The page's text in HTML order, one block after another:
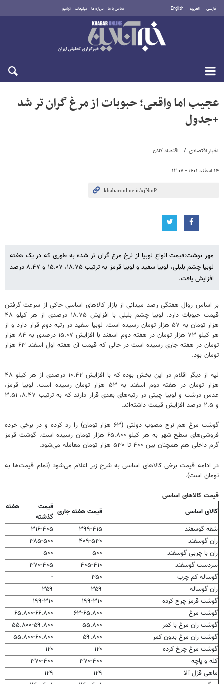
فارسی العربية English تماس با ما درباره ما تبلیغات آرشیو
دوشنبه ۱۹ مرداد ۱۴۰۵
اخبار اقتصادی اقتصاد کلان
۱۴ اسفند ۱۴۰۱ - ۱۲:۰۷
عجیب اما واقعی؛ حبوبات از مرغ گران تر شد
+جدول
مهر نوشت:قیمت انواع لوبیا از نرخ مرغ گران تر شده به طوری که در یک هفته
لوبیا چشم بلبلی، لوبیا سفید و لوبیا قرمز به ترتیب ۱۸.۷۵، ۱۵.۰۷ و ۸.۴۷ درصد
افزایش یافت.
بر اساس روال هفتگی رصد میدانی از بازار کالاهای اساسی حاکی از سرعت گرفتن
قیمت حبوبات دارد. لوبیا چشم بلبلی با افزایش ۱۸.۷۵ درصدی از هر کیلو ۴۸
هزار تومان به ۵۷ هزار تومان رسیده است. لوبیا سفید در رتبه دوم قرار دارد و از
هر کیلو ۷۳ هزار تومان در هفته دوم اسفند با افزایش ۱۵.۰۷ درصدی به ۸۴ هزار
تومان در هفته جاری رسیده است در حالی که قیمت آن هفته اول اسفند ۶۳ هزار
تومان بود.
لپه از دیگر اقلام در این بخش بوده که با افزایش ۱۰.۴۲ درصدی از هر کیلو ۴۸
هزار تومان در هفته دوم اسفند به ۵۳ هزار تومان رسیده است. لوبیا قرمز،
عدس درشت و لوبیا چیتی در رتبه‌های بعدی قرار دارند که به ترتیب ۸.۴۷، ۳.۵۱
و ۲.۵ درصد افزایش قیمت داشته‌اند.
گوشت مرغ هم نرخ مصوب دولتی (۶۳ هزار تومان) را رد کرده و در برخی خرده
فروشی‌های سطح شهر به هر کیلو ۶۵.۸۰۰ هزار تومان رسیده است. گوشت قرمز
گرم داخلی هم همچنان بین ۴۰۰ تا ۵۳۰ هزار تومان معامله می‌شود.
در ادامه قیمت برخی کالاهای اساسی به شرح زیر اعلام می‌شود (تمام قیمت‌ها به
تومان است).
قیمت کالاهای اساسی
کالای اساسی
قیمت هفته جاری قیمت هفته
گذشته
شقه گوسفند
۳۹۹-۴۱۵
۳۱۶-۴۰۵
ران گوسفند
۴۰۹-۵۳۰
۳۸۵-۵۰۰
ران با چربی گوسفند
۵۰۰
۵۰۰
سردست گوسفند
۴۰۵-۴۱۰
۳۷۰-۴۰۵
گوساله کم چرب
۳۵۰
-
ران گوساله
۳۵۹
۳۵۹
گوشت قرمز چرخ کرده
۱۹۹-۳۱۰
۱۹۹-۳۱۰
گوشت مرغ
۶۳-۶۵.۸۰۰
۶۵.۸۰۰-۶۶.۸۰۰
گوشت ران مرغ با کمر
۵۵.۸۰۰
۵۵.۸۰۰-۵۹.۸۰۰
گوشت ران مرغ بدون کمر
۵۹.۸۰۰
۵۵.۸۰۰-۶۰.۸۰۰
گوشت مرغ چرخ کرده
۱۲۰
۱۲۰
کله و پاچه
۳۷۰-۴۰۰
۳۷۰-۴۰۰
ماهی قزل آلا
۱۲۹
۱۲۹